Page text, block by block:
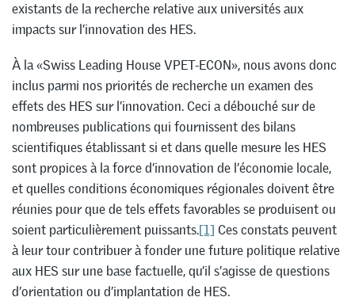
existants de la recherche relative aux universités aux
impacts sur l’innovation des HES.
À la «Swiss Leading House VPET-ECON», nous avons donc
inclus parmi nos priorités de recherche un examen des
effets des HES sur l’innovation. Ceci a débouché sur de
nombreuses publications qui fournissent des bilans
scientifiques établissant si et dans quelle mesure les HES
sont propices à la force d’innovation de l’économie locale,
et quelles conditions économiques régionales doivent être
réunies pour que de tels effets favorables se produisent ou
soient particulièrement puissants.[1] Ces constats peuvent
à leur tour contribuer à fonder une future politique relative
aux HES sur une base factuelle, qu’il s’agisse de questions
d’orientation ou d’implantation de HES.